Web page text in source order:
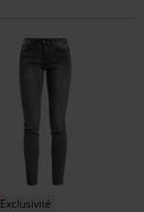
Exclusivité